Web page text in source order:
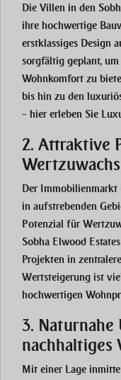
Die Villen in den
ihre hochwertige
erstklassiges Design
sorgfältig geplant,
Wohnkomfort zu
bis hin zu den
– hier erleben Sie
2. Attraktive
Wertzuwachs
Der
in aufstrebenden
Potenzial für
Sobha Elwood Estates
Projekten in
Wertsteigerung ist
hochwertigen
3. Naturnahe
nachhaltiges
Mit einer Lage